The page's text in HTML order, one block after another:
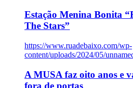
Estação Menina Bonita
The Stars”
https://www.ruadebaixo.com/wp-
content/uploads/2024/05/
A MUSA faz oito anos e
fora de portas